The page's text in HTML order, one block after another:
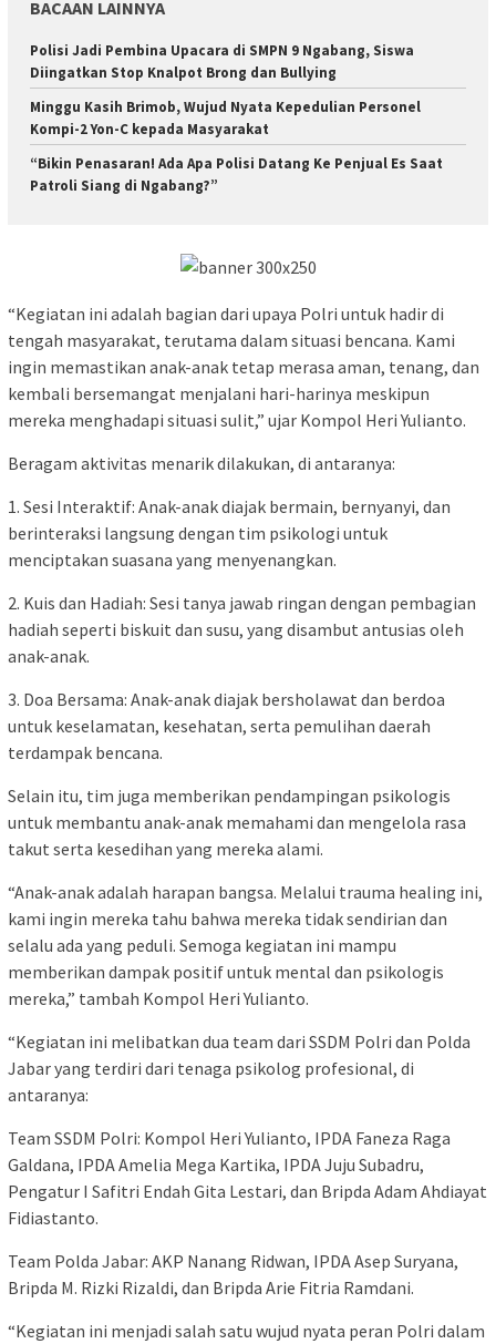
BACAAN LAINNYA
Polisi Jadi Pembina Upacara di SMPN 9 Ngabang, Siswa
Diingatkan Stop Knalpot Brong dan Bullying
Minggu Kasih Brimob, Wujud Nyata Kepedulian Personel
Kompi-2 Yon-C kepada Masyarakat
“Bikin Penasaran! Ada Apa Polisi Datang Ke Penjual Es Saat
Patroli Siang di Ngabang?”
“Kegiatan ini adalah bagian dari upaya Polri untuk hadir di
tengah masyarakat, terutama dalam situasi bencana. Kami
ingin memastikan anak-anak tetap merasa aman, tenang, dan
kembali bersemangat menjalani hari-harinya meskipun
mereka menghadapi situasi sulit,” ujar Kompol Heri Yulianto.
Beragam aktivitas menarik dilakukan, di antaranya:
1. Sesi Interaktif: Anak-anak diajak bermain, bernyanyi, dan
berinteraksi langsung dengan tim psikologi untuk
menciptakan suasana yang menyenangkan.
2. Kuis dan Hadiah: Sesi tanya jawab ringan dengan pembagian
hadiah seperti biskuit dan susu, yang disambut antusias oleh
anak-anak.
3. Doa Bersama: Anak-anak diajak bersholawat dan berdoa
untuk keselamatan, kesehatan, serta pemulihan daerah
terdampak bencana.
Selain itu, tim juga memberikan pendampingan psikologis
untuk membantu anak-anak memahami dan mengelola rasa
takut serta kesedihan yang mereka alami.
“Anak-anak adalah harapan bangsa. Melalui trauma healing ini,
kami ingin mereka tahu bahwa mereka tidak sendirian dan
selalu ada yang peduli. Semoga kegiatan ini mampu
memberikan dampak positif untuk mental dan psikologis
mereka,” tambah Kompol Heri Yulianto.
“Kegiatan ini melibatkan dua team dari SSDM Polri dan Polda
Jabar yang terdiri dari tenaga psikolog profesional, di
antaranya:
Team SSDM Polri: Kompol Heri Yulianto, IPDA Faneza Raga
Galdana, IPDA Amelia Mega Kartika, IPDA Juju Subadru,
Pengatur I Safitri Endah Gita Lestari, dan Bripda Adam Ahdiayat
Fidiastanto.
Team Polda Jabar: AKP Nanang Ridwan, IPDA Asep Suryana,
Bripda M. Rizki Rizaldi, dan Bripda Arie Fitria Ramdani.
“Kegiatan ini menjadi salah satu wujud nyata peran Polri dalam